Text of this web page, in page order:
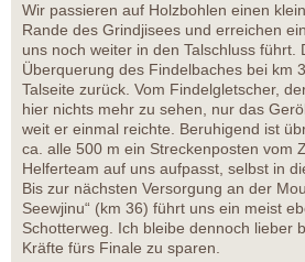
Wir passieren auf Holzbohlen einen
Rande des Grindjisees und erreichen
uns noch weiter in den Talschluss führt.
Überquerung des Findelbaches bei km
Talseite zurück. Vom Findelgletscher,
hier nichts mehr zu sehen, nur das
weit er einmal reichte. Beruhigend ist
ca. alle 500 m ein Streckenposten vom
Helferteam auf uns aufpasst, selbst in
Bis zur nächsten Versorgung an der
Seewjinu“ (km 36) führt uns ein meist
Schotterweg. Ich bleibe dennoch lieber
Kräfte fürs Finale zu sparen.